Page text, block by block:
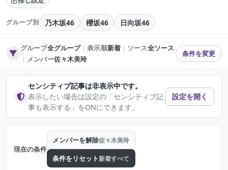
グループ別 乃木坂46 櫻坂46 日向坂46
グループ全グループ｜表示順新着｜ ソース全ソース
｜ メンバー佐々木美玲
条件を変更
センシティブ記事は非表示中です。
表示したい場合は設定の「センシティブ記
事も表示する」をONにできます。
設定を開く
現在の条件
メンバーを解除佐々木美玲
条件をリセット新着すべて